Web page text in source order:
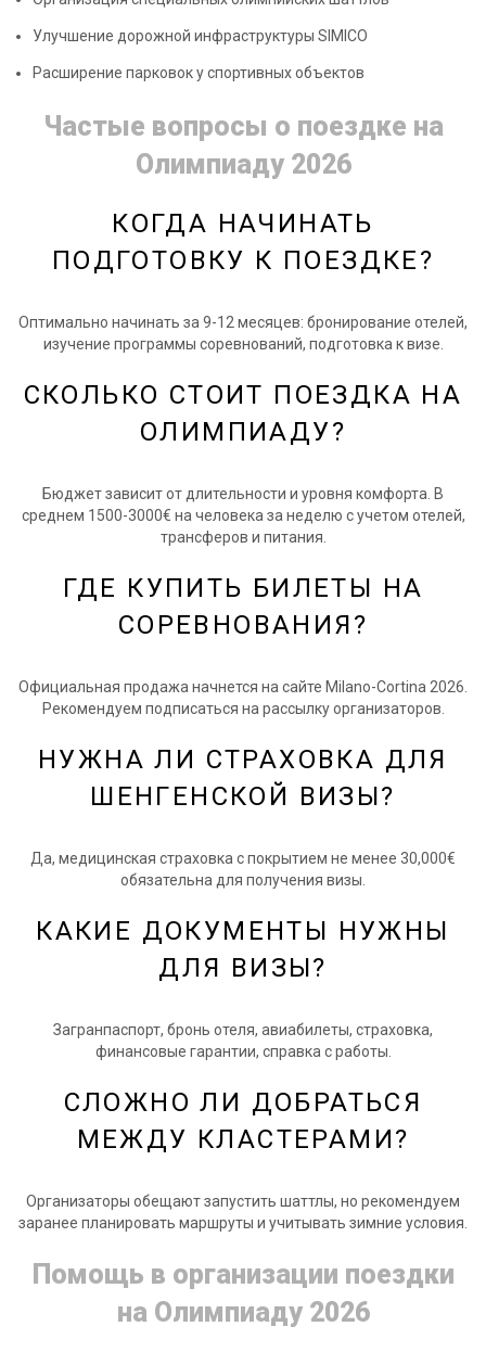
Улучшение дорожной инфраструктуры SIMICO
Расширение парковок у спортивных объектов
Частые вопросы о поездке на
Олимпиаду 2026
КОГДА НАЧИНАТЬ
ПОДГОТОВКУ К ПОЕЗДКЕ?
Оптимально начинать за 9-12 месяцев: бронирование отелей,
изучение программы соревнований, подготовка к визе.
СКОЛЬКО СТОИТ ПОЕЗДКА НА
ОЛИМПИАДУ?
Бюджет зависит от длительности и уровня комфорта. В
среднем 1500-3000€ на человека за неделю с учетом отелей,
трансферов и питания.
ГДЕ КУПИТЬ БИЛЕТЫ НА
СОРЕВНОВАНИЯ?
Официальная продажа начнется на сайте Milano-Cortina 2026.
Рекомендуем подписаться на рассылку организаторов.
НУЖНА ЛИ СТРАХОВКА ДЛЯ
ШЕНГЕНСКОЙ ВИЗЫ?
Да, медицинская страховка с покрытием не менее 30,000€
обязательна для получения визы.
КАКИЕ ДОКУМЕНТЫ НУЖНЫ
ДЛЯ ВИЗЫ?
Загранпаспорт, бронь отеля, авиабилеты, страховка,
финансовые гарантии, справка с работы.
СЛОЖНО ЛИ ДОБРАТЬСЯ
МЕЖДУ КЛАСТЕРАМИ?
Организаторы обещают запустить шаттлы, но рекомендуем
заранее планировать маршруты и учитывать зимние условия.
Помощь в организации поездки
на Олимпиаду 2026